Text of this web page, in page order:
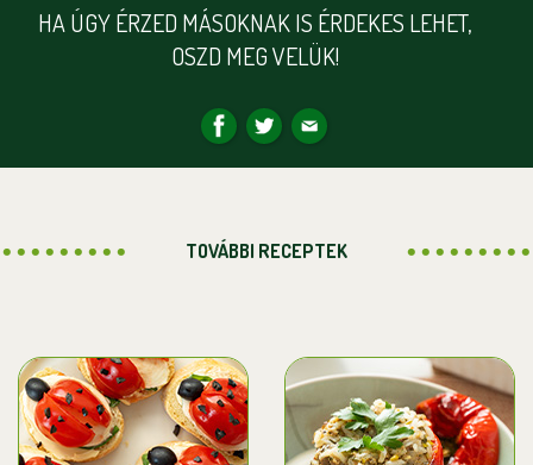
HA ÚGY ÉRZED MÁSOKNAK IS ÉRDEKES LEHET,
OSZD MEG VELÜK!
TOVÁBBI RECEPTEK